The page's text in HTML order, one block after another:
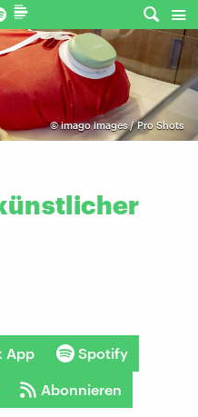
©imago images / Pro Shots
App Spotify
Abonnieren